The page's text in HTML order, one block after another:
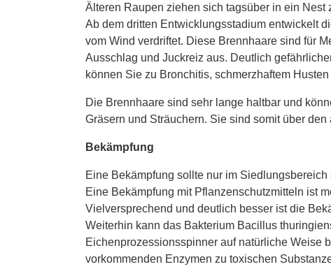
Älteren Raupen ziehen sich tagsüber in ein Nest
Ab dem dritten Entwicklungsstadium entwickelt
vom Wind verdriftet. Diese Brennhaare sind für
Ausschlag und Juckreiz aus. Deutlich
können Sie zu Bronchitis, schmerzhaftem
Die Brennhaare sind sehr lange haltbar und
Gräsern und Sträuchern. Sie sind somit über
Bekämpfung
Eine Bekämpfung sollte nur im
Eine Bekämpfung mit Pflanzenschutzmitteln ist
Vielversprechend und deutlich besser ist die
Weiterhin kann das Bakterium Bacillus
Eichenprozessionsspinner auf natürliche Weise
vorkommenden Enzymen zu toxischen